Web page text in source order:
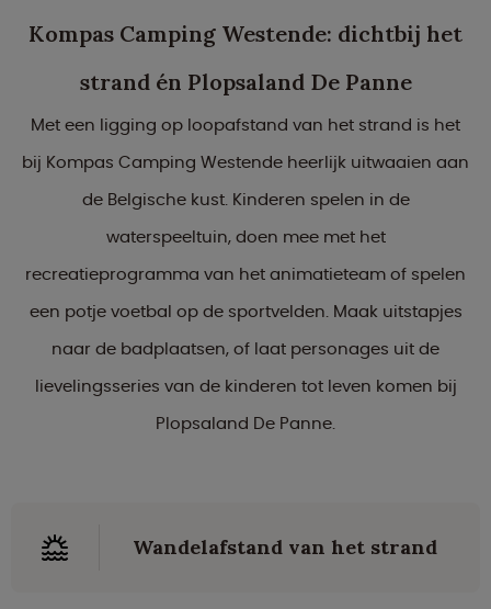
Kompas Camping Westende: dichtbij het
strand én Plopsaland De Panne
Met een ligging op loopafstand van het strand is het
bij Kompas Camping Westende heerlijk uitwaaien aan
de Belgische kust. Kinderen spelen in de
waterspeeltuin, doen mee met het
recreatieprogramma van het animatieteam of spelen
een potje voetbal op de sportvelden. Maak uitstapjes
naar de badplaatsen, of laat personages uit de
lievelingsseries van de kinderen tot leven komen bij
Plopsaland De Panne.
Wandelafstand van het strand